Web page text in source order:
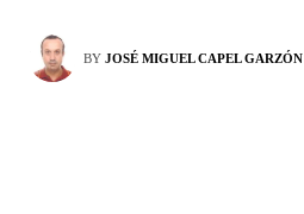
BY JOSÉ MIGUEL CAPEL GARZÓN